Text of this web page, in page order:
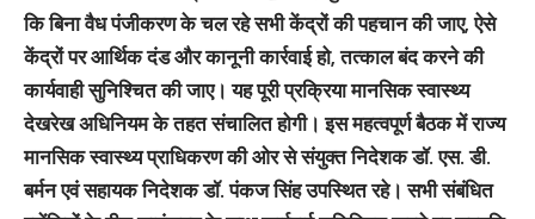
कि बिना वैध पंजीकरण के चल रहे सभी केंद्रों की पहचान की जाए, ऐसे
केंद्रों पर आर्थिक दंड और कानूनी कार्रवाई हो, तत्काल बंद करने की
कार्यवाही सुनिश्चित की जाए। यह पूरी प्रक्रिया मानसिक स्वास्थ्य
देखरेख अधिनियम के तहत संचालित होगी। इस महत्वपूर्ण बैठक में राज्य
मानसिक स्वास्थ्य प्राधिकरण की ओर से संयुक्त निदेशक डॉ. एस. डी.
बर्मन एवं सहायक निदेशक डॉ. पंकज सिंह उपस्थित रहे। सभी संबंधित